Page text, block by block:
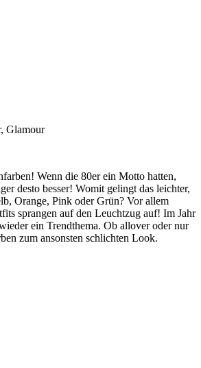
Glamour
Wenn die 80er ein Motto hatten,
desto besser! Womit gelingt das leichter,
Orange, Pink oder Grün? Vor allem
sprangen auf den Leuchtzug auf! Im Jahr
ein Trendthema. Ob allover oder nur
zum ansonsten schlichten Look.